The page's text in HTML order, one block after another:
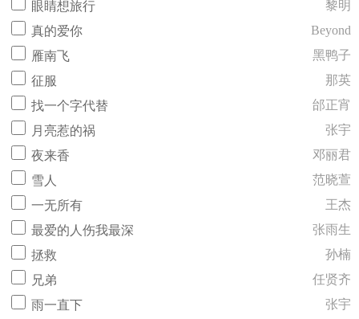
眼睛想旅行
黎明
真的爱你
Beyond
雁南飞
黑鸭子
征服
那英
找一个字代替
邰正宵
月亮惹的祸
张宇
夜来香
邓丽君
雪人
范晓萱
一无所有
王杰
最爱的人伤我最深
张雨生
拯救
孙楠
兄弟
任贤齐
雨一直下
张宇